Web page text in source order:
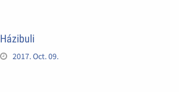
Házibuli
2017. Oct. 09.